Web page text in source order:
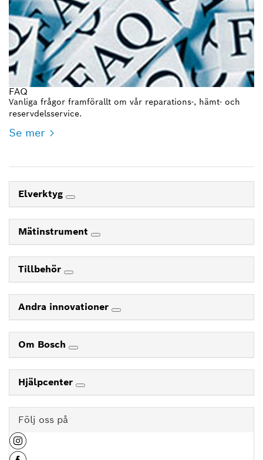
FAQ
Vanliga frågor framförallt om vår reparations-, hämt- och
reservdelsservice.
Se mer
Elverktyg
Mätinstrument
Tillbehör
Andra innovationer
Om Bosch
Hjälpcenter
Följ oss på